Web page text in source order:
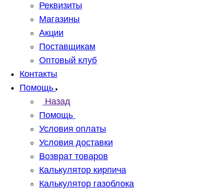
Реквизиты
Магазины
Акции
Поставщикам
Оптовый клуб
Контакты
Помощь
Назад
Помощь
Условия оплаты
Условия доставки
Возврат товаров
Калькулятор кирпича
Калькулятор газоблока